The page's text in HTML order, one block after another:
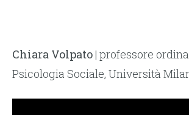
Chiara Volpato| professore
Psicologia Sociale, Università